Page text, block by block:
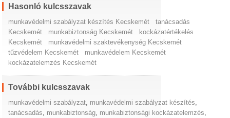
Hasonló kulcsszavak
munkavédelmi szabályzat készítés Kecskemét
tanácsadás
Kecskemét
munkabiztonság Kecskemét
kockázatértékelés
Kecskemét
munkavédelmi szaktevékenység Kecskemét
tűzvédelem Kecskemét
munkavédelem Kecskemét
kockázatelemzés Kecskemét
További kulcsszavak
munkavédelmi szabályzat munkavédelmi szabályzat készítés
tanácsadás
munkabiztonság munkabiztonsági kockázatelemzés